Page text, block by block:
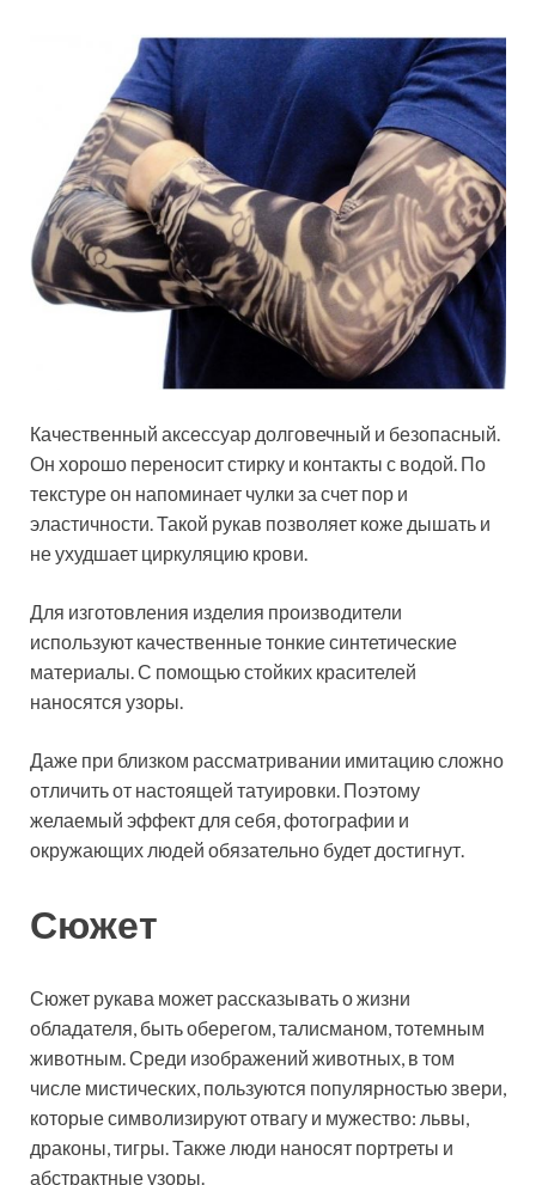
Качественный аксессуар долговечный и безопасный.
Он хорошо переносит стирку и контакты с водой. По
текстуре он напоминает чулки за счет пор и
эластичности. Такой рукав позволяет коже дышать и
не ухудшает циркуляцию крови.
Для изготовления изделия производители
используют качественные тонкие синтетические
материалы. С помощью стойких красителей
наносятся узоры.
Даже при близком рассматривании имитацию сложно
отличить от настоящей татуировки. Поэтому
желаемый эффект для себя, фотографии и
окружающих людей обязательно будет достигнут.
Сюжет
Сюжет рукава может рассказывать о жизни
обладателя, быть оберегом, талисманом, тотемным
животным. Среди изображений животных, в том
числе мистических, пользуются популярностью звери,
которые символизируют отвагу и мужество: львы,
драконы, тигры. Также люди наносят портреты и
абстрактные узоры.